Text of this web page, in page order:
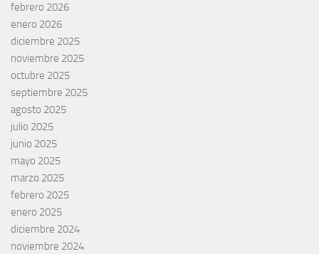
febrero 2026
enero 2026
diciembre 2025
noviembre 2025
octubre 2025
septiembre 2025
agosto 2025
julio 2025
junio 2025
mayo 2025
marzo 2025
febrero 2025
enero 2025
diciembre 2024
noviembre 2024